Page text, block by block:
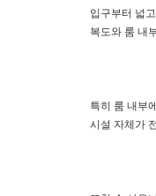
입구부터 넓
복도와 룸 내
특히 룸 내부
시설 자체가